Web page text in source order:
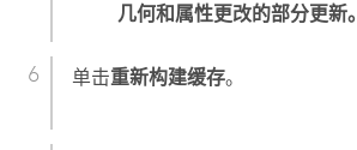
几何和属性更改的部分更新。
单击重新构建缓存。